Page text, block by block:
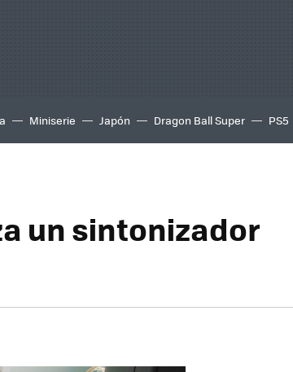
Miniserie Japón Dragon Ball Super PS5
un sintonizador